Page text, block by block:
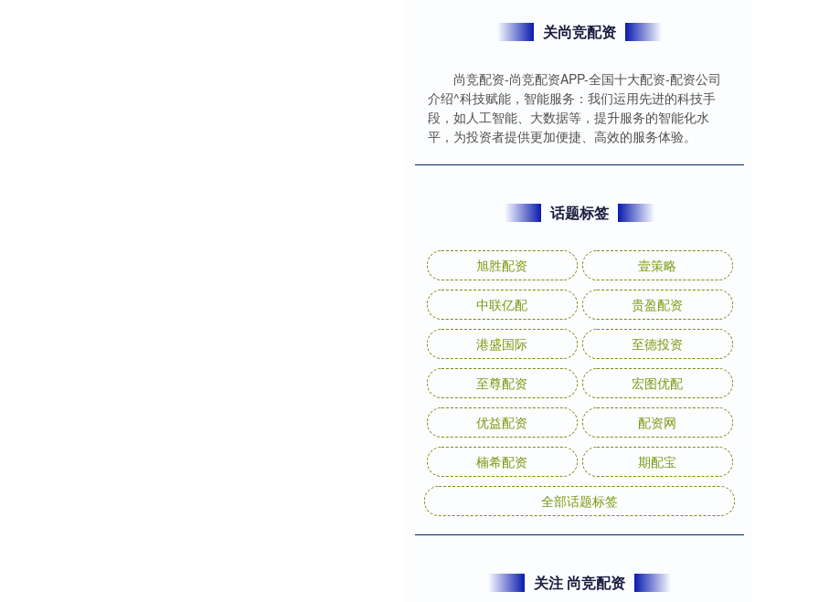
关尚竞配资
尚竞配资-尚竞配资APP-全国十大配资-配资公司
介绍^科技赋能，智能服务：我们运用先进的科技手
段，如人工智能、大数据等，提升服务的智能化水
平，为投资者提供更加便捷、高效的服务体验。
话题标签
旭胜配资 壹策略
中联亿配 贵盈配资
港盛国际 至德投资
至尊配资 宏图优配
优益配资 配资网
楠希配资 期配宝
全部话题标签
关注 尚竞配资